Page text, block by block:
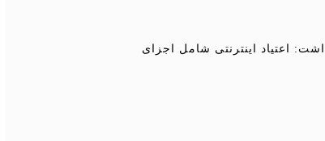
ایران، اعتیاد به اینترنت را نوعی اپیدمی قرن ۲۱ نامید و اظهار داشت: اعتیاد اینترنتی شامل اجزای